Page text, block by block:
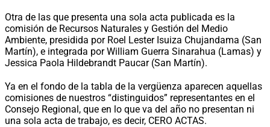
Otra de las que presenta una sola acta publicada es la
comisión de Recursos Naturales y Gestión del Medio
Ambiente, presidida por Roel Lester Isuiza Chujandama (San
Martín), e integrada por William Guerra Sinarahua (Lamas) y
Jessica Paola Hildebrandt Paucar (San Martín).
Ya en el fondo de la tabla de la vergüenza aparecen aquellas
comisiones de nuestros “distinguidos” representantes en el
Consejo Regional, que en lo que va del año no presentan ni
una sola acta de trabajo, es decir, CERO ACTAS.